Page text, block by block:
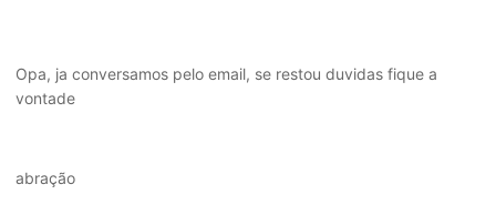
Opa, ja conversamos pelo email, se restou duvidas fique a
vontade
abração